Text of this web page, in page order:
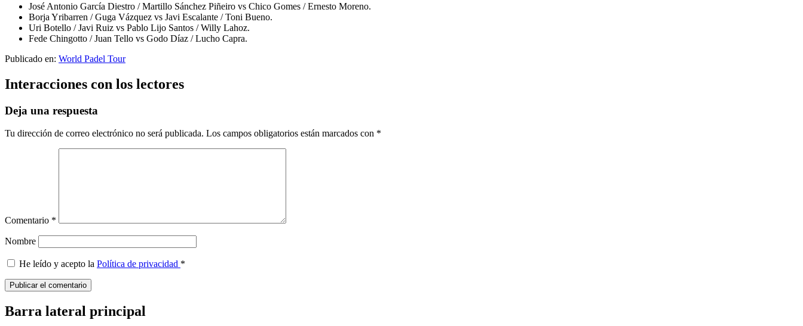
José Antonio García Diestro / Martillo Sánchez Piñeiro vs Chico Gomes / Ernesto Moreno.
Borja Yribarren / Guga Vázquez vs Javi Escalante / Toni Bueno.
Uri Botello / Javi Ruiz vs Pablo Lijo Santos / Willy Lahoz.
Fede Chingotto / Juan Tello vs Godo Díaz / Lucho Capra.
Publicado en: World Padel Tour
Interacciones con los lectores
Deja una respuesta
Tu dirección de correo electrónico no será publicada. Los campos obligatorios están marcados con *
Comentario *
Nombre
He leído y acepto la Política de privacidad *
Barra lateral principal